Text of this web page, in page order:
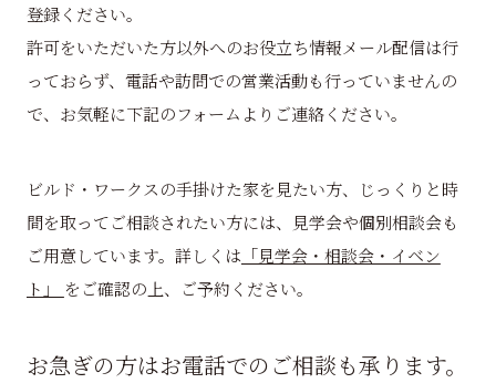
登録ください。
許可をいただいた方以外へのお役立ち情報メール配信は行
っておらず、電話や訪問での営業活動も行っていませんの
で、お気軽に下記のフォームよりご連絡ください。
ビルド・ワークスの手掛けた家を見たい方、じっくりと時
間を取ってご相談されたい方には、見学会や個別相談会も
ご用意しています。詳しくは 「見学会・相談会・イベン
ト」
をご確認の上、ご予約ください。
お急ぎの方はお電話でのご相談も承ります。